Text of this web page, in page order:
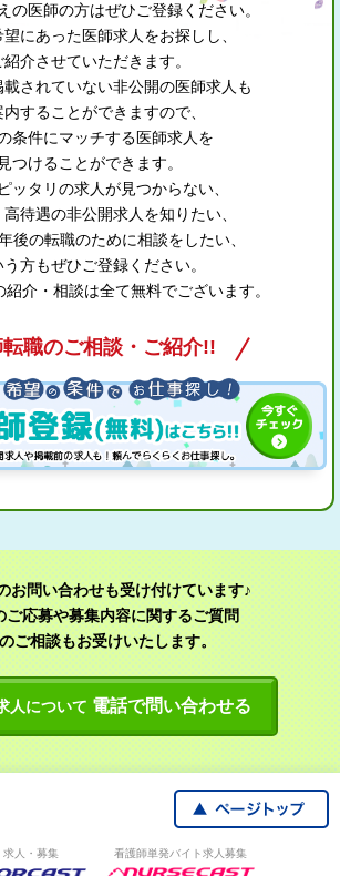
の医師の方はぜひご登録ください。
にあった医師求人をお探しし、
紹介させていただきます。
されていない非公開の医師求人も
内することができますので、
条件にマッチする医師求人を
見つけることができます。
ッタリの求人が見つからない、
待遇の非公開求人を知りたい、
後の転職のために相談をしたい、
う方もぜひご登録ください。
紹介・相談は全て無料でございます。
転職のご相談・ご紹介!!
お問い合わせも受け付けています♪
ご応募や募集内容に関するご質問
ご相談もお受けいたします。
人について 電話で問い合わせる
求人・募集 看護師単発バイト求人募集